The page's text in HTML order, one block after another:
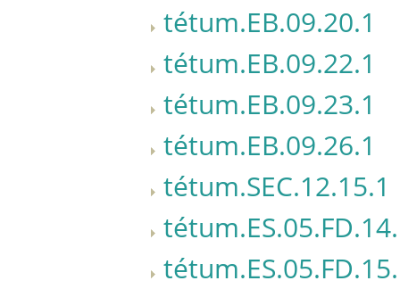
tétum.EB.09.20.1
tétum.EB.09.22.1
tétum.EB.09.23.1
tétum.EB.09.26.1
tétum.SEC.12.15.1